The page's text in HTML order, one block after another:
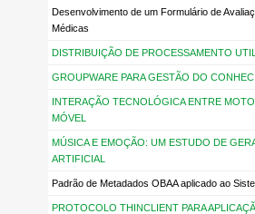
Desenvolvimento de um Formulário de
Médicas
DISTRIBUIÇÃO DE PROCESSAMENTO
GROUPWARE PARA GESTÃO DO
INTERAÇÃO TECNOLÓGICA ENTRE
MÓVEL
MÚSICA E EMOÇÃO: UM ESTUDO DE
ARTIFICIAL
Padrão de Metadados OBAA aplicado ao
PROTOCOLO THINCLIENT PARA